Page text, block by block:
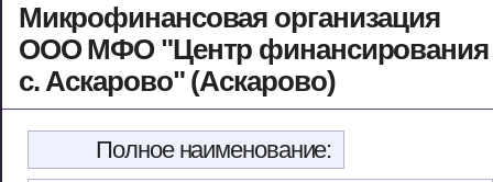
Микрофинансовая организация
ООО МФО "Центр финансирования
с. Аскарово" (Аскарово)
Полное наименование: